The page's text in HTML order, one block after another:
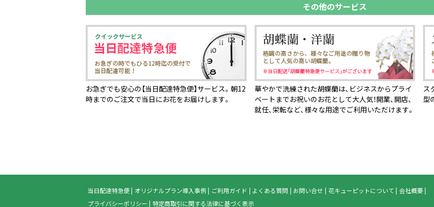
その他のサービス
お急ぎでも安心の【当日配達特急便】サービス。朝12
時までのご注文で当日にお花をお届けします。
華やかで洗練された胡蝶蘭は、ビジネスからプライ
ベートまでお祝いのお花として大人気！開業、開店、
就任、栄転など、様々な用途でご利用いただけます。
ス
型
当日配達特急便 オリジナルプラン導入事例 ご利用ガイド よくある質問 お問い合せ 花キューピットについて
会社概要
プライバシーポリシー
特定商取引に関する法律に基づく表示